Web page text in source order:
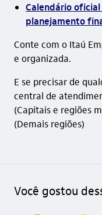
Calendário
planejamento
Conte com o Itaú
e organizada.
E se precisar de
central de
(Capitais e regiões
(Demais regiões)
Você gostou